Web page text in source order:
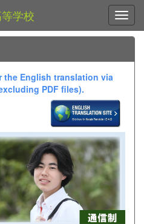
学校
the English translation via
PDF files).